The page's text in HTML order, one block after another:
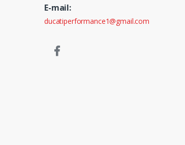
E-mail:
ducatiperformance1@gmail.com